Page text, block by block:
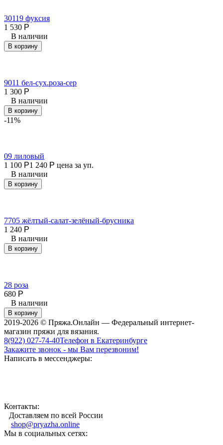
30119 фуксия
1 530 Р
В наличии
В корзину
9011 бел-сух.роза-сер
1 300 Р
В наличии
В корзину
-11%
09 лиловый
1 100 Р1 240 Р цена за уп.
В наличии
В корзину
7705 жёлтый-салат-зелёный-брусника
1 240 Р
В наличии
В корзину
28 роза
680 Р
В наличии
В корзину
2019-2026 © Пряжа.Онлайн — Федеральный интернет-
магазин пряжи для вязания.
8(922) 027-74-40Телефон в Екатеринбурге
Закажите звонок - мы Вам перезвоним!
Написать в мессенджеры:
Контакты:
Доставляем по всей России
shop@pryazha.online
Мы в социальных сетях: